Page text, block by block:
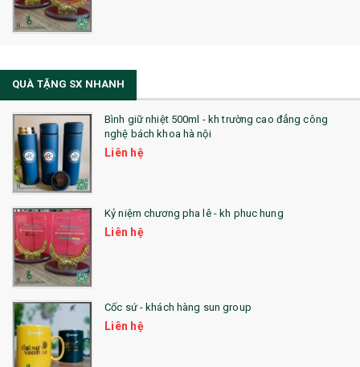
QUÀ TẶNG SX NHANH
Bình giữ nhiệt 500ml - kh trường cao đẳng công
nghệ bách khoa hà nội
Liên hệ
Kỷ niệm chương pha lê - kh phuc hung
Liên hệ
Cốc sứ - khách hàng sun group
Liên hệ